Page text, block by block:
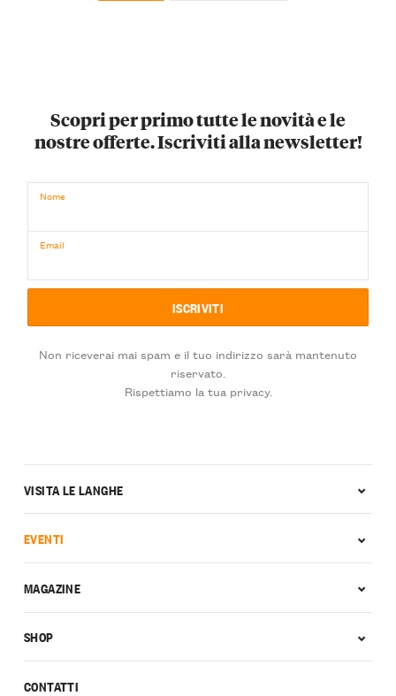
Scopri per primo tutte le novità e le
nostre offerte. Iscriviti alla newsletter!
Nome
Email
Non riceverai mai spam e il tuo indirizzo sarà mantenuto
riservato.
Rispettiamo la tua privacy.
CONTATTI
VISITA LE LANGHE
EVENTI
MAGAZINE
SHOP